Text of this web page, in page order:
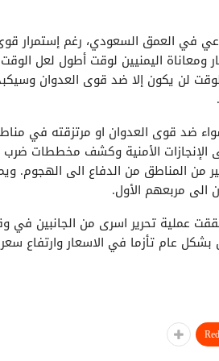
في العمق السعودي، رغم إستمرار
ومعاناة اليمنيين لوقت أطول لعل
لن يكون إلا ضد قوى العدوان
ضد قوى العدوان او مرتزقته في
الأمنية وكشف مخططات ضرب
المناطق من الدفاع الى الهجوم.
الى مربعهم الأول.
عملية تحرير اسرى من الجانبين في
بشكل عام تأزما في الاسعار وارتفاع
فأمكن منهم ، وإن عدتم عدنا، عمليات
استهداف منشآت حساسة في أرامكو